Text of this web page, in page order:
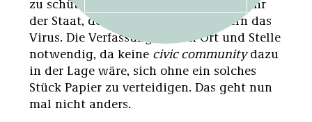
zu schützen?« Nur ist es jetzt nicht mehr
der Staat, der sich einmischt, sondern das
Virus. Die Verfassung war an Ort und Stelle
notwendig, da keine civic communitydazu
in der Lage wäre, sich ohne ein solches
Stück Papier zu verteidigen. Das geht nun
mal nicht anders.